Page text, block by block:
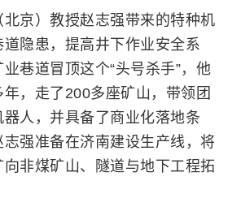
京） 教授赵志强带来的特种机
隐患，提高井下作业安全系
巷道冒顶这个“头号杀手”，他
，走了200多座矿山，带领团
器人，并具备了商业化落地条
强准备在济南建设生产线，将
非煤矿山、隧道与地下工程拓